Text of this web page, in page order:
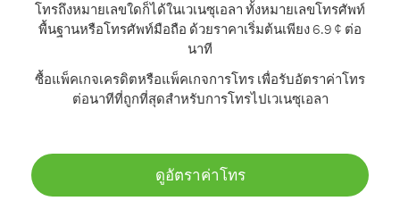
โทรถึงหมายเลขใดก็ได้ในเวเนซุเอลา ทั้งหมายเลขโทรศัพท์
พื้นฐานหรือโทรศัพท์มือถือ ด้วยราคาเริ่มต้นเพียง 6.9 ¢ ต่อ
นาที
ซื้อแพ็คเกจเครดิตหรือแพ็คเกจการโทร เพื่อรับอัตราค่าโทร
ต่อนาทีที่ถูกที่สุดสำหรับการโทรไปเวเนซุเอลา
ดูอัตราค่าโทร